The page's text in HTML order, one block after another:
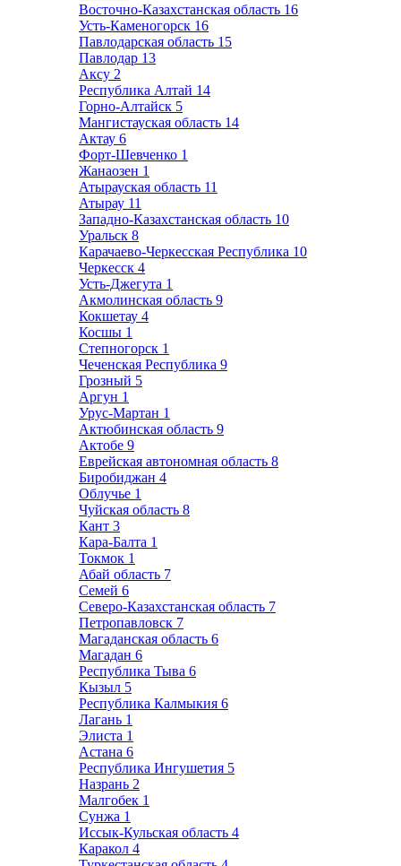
Восточно-Казахстанская область 16
Усть-Каменогорск 16
Павлодарская область 15
Павлодар 13
Аксу 2
Республика Алтай 14
Горно-Алтайск 5
Мангистауская область 14
Актау 6
Форт-Шевченко 1
Жанаозен 1
Атырауская область 11
Атырау 11
Западно-Казахстанская область 10
Уральск 8
Карачаево-Черкесская Республика 10
Черкесск 4
Усть-Джегута 1
Акмолинская область 9
Кокшетау 4
Косшы 1
Степногорск 1
Чеченская Республика 9
Грозный 5
Аргун 1
Урус-Мартан 1
Актюбинская область 9
Актобе 9
Еврейская автономная область 8
Биробиджан 4
Облучье 1
Чуйская область 8
Кант 3
Кара-Балта 1
Токмок 1
Абай область 7
Семей 6
Северо-Казахстанская область 7
Петропавловск 7
Магаданская область 6
Магадан 6
Республика Тыва 6
Кызыл 5
Республика Калмыкия 6
Лагань 1
Элиста 1
Астана 6
Республика Ингушетия 5
Назрань 2
Малгобек 1
Сунжа 1
Иссык-Кульская область 4
Каракол 4